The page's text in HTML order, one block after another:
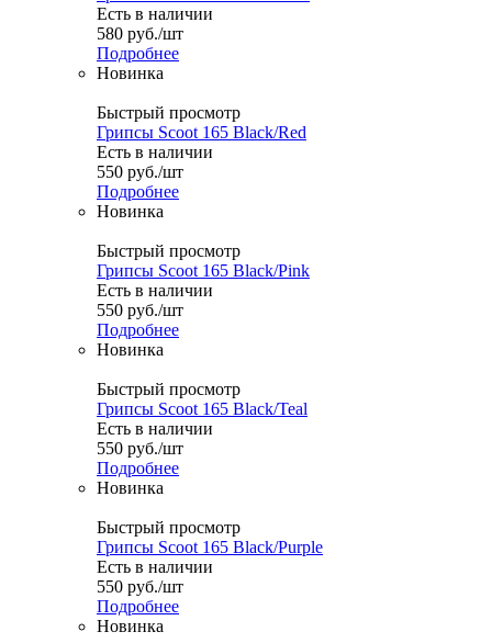
Есть в наличии
580 руб./шт
Подробнее
Новинка
Быстрый просмотр
Грипсы Scoot 165 Black/Red
Есть в наличии
550 руб./шт
Подробнее
Новинка
Быстрый просмотр
Грипсы Scoot 165 Black/Pink
Есть в наличии
550 руб./шт
Подробнее
Новинка
Быстрый просмотр
Грипсы Scoot 165 Black/Teal
Есть в наличии
550 руб./шт
Подробнее
Новинка
Быстрый просмотр
Грипсы Scoot 165 Black/Purple
Есть в наличии
550 руб./шт
Подробнее
Новинка